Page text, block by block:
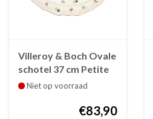
Villeroy & Boch Ovale
schotel 37 cm Petite
Fleur
Niet op voorraad
€83,90